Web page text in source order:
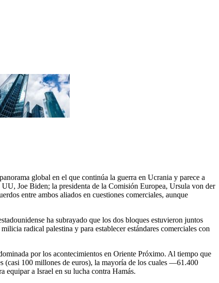
global en el que continúa la guerra en Ucrania y parece a
Joe Biden; la presidenta de la Comisión Europea, Ursula von der
entre ambos aliados en cuestiones comerciales, aunque
ha subrayado que los dos bloques estuvieron juntos
radical palestina y para establecer estándares comerciales con
por los acontecimientos en Oriente Próximo. Al tiempo que
(casi 100 millones de euros), la mayoría de los cuales —61.400
equipar a Israel en su lucha contra Hamás.